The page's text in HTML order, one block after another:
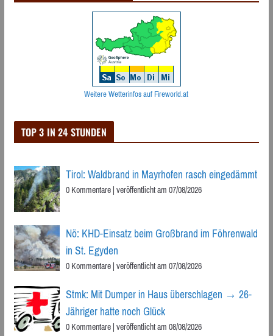
Weitere Wetterinfos auf Fireworld.at
TOP 3 IN 24 STUNDEN
Tirol: Waldbrand in Mayrhofen rasch eingedämmt
0 Kommentare|veröffentlicht am 07/08/2026
Nö: KHD-Einsatz beim Großbrand im Föhrenwald
in St. Egyden
0 Kommentare|veröffentlicht am 07/08/2026
Stmk: Mit Dumper in Haus überschlagen → 26-
Jähriger hatte noch Glück
0 Kommentare|veröffentlicht am 08/08/2026